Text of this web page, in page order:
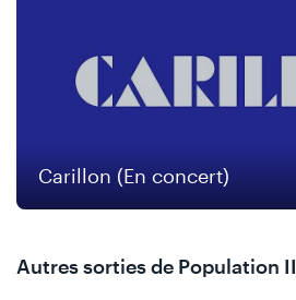
Carillon (En concert)
Autres sorties de Population II